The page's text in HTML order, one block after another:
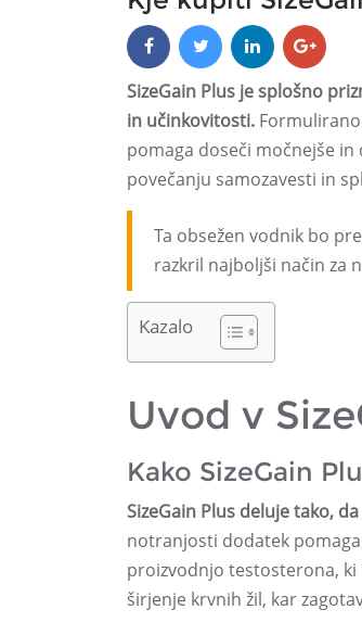
SizeGain Plus je splošno
in učinkovitosti.
pomaga doseči močnejše
povečanju samozavesti in
Ta obsežen vodnik bo
razkril najboljši način za
Kazalo
Uvod v
Kako SizeGain
SizeGain Plus deluje tako,
notranjosti dodatek
proizvodnjo testosterona, ki
širjenje krvnih žil, kar